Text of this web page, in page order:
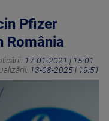
Pfizer
România
17-01-2021 | 15:01
13-08-2025 | 19:51